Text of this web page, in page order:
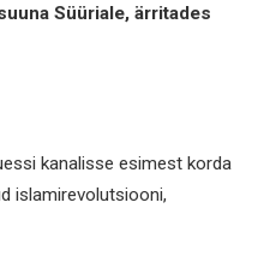
Süüriale, ärritades
kanalisse esimest korda
islamirevolutsiooni,